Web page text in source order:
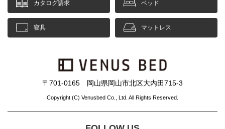
カタログ請求 ベッド
寝具 マットレス
〒701-0165 岡山県岡山市北区大内田715-3
Copyright (C) Venusbed Co., Ltd. All Rights Reserved.